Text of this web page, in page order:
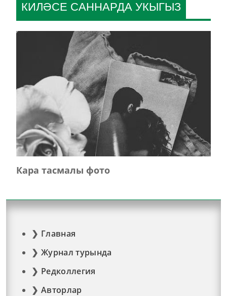
КИЛӘСЕ САННАРДА УКЫГЫЗ
Кара тасмалы фото
Главная
Журнал турында
Редколлегия
Авторлар